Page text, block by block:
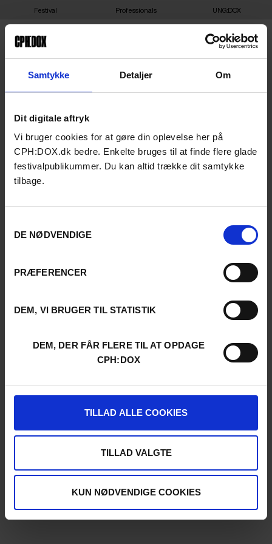
Samtykke Detaljer Om
Dit digitale aftryk
Vi bruger cookies for at gøre din oplevelse her på
CPH:DOX.dk bedre. Enkelte bruges til at finde flere glade
festivalpublikummer. Du kan altid trække dit samtykke
tilbage.
DE NØDVENDIGE
PRÆFERENCER
DEM, VI BRUGER TIL STATISTIK
DEM, DER FÅR FLERE TIL AT OPDAGE
CPH:DOX
TILLAD ALLE COOKIES
TILLAD VALGTE
KUN NØDVENDIGE COOKIES
Festival Professionals UNG:DOX
RESTRICTED